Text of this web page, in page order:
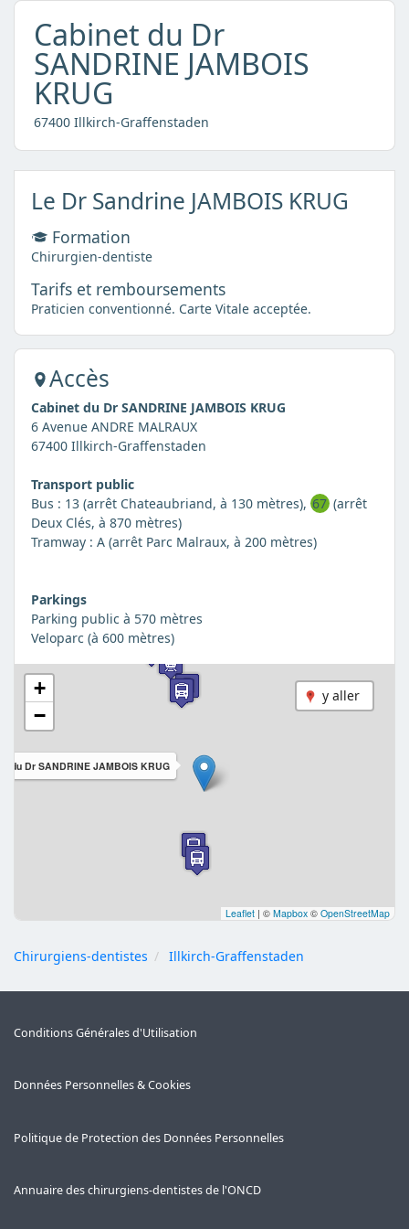
Cabinet du Dr
SANDRINE JAMBOIS
KRUG
67400 Illkirch-Graffenstaden
Le Dr Sandrine JAMBOIS KRUG
Formation
Chirurgien-dentiste
Tarifs et remboursements
Praticien conventionné. Carte Vitale acceptée.
Accès
Cabinet du Dr SANDRINE JAMBOIS KRUG
6 Avenue ANDRE MALRAUX
67400 Illkirch-Graffenstaden
Transport public
Bus : 13 (arrêt Chateaubriand, à 130 mètres), 67(arrêt
Deux Clés, à 870 mètres)
Tramway : A (arrêt Parc Malraux, à 200 mètres)
Parkings
Parking public à 570 mètres
Veloparc (à 600 mètres)
y aller
du Dr SANDRINE JAMBOIS KRUG
+
−
Leaflet | © Mapbox © OpenStreetMap
Chirurgiens-dentistes Illkirch-Graffenstaden
Conditions Générales d'Utilisation
Données Personnelles & Cookies
Politique de Protection des Données Personnelles
Annuaire des chirurgiens-dentistes de l'ONCD